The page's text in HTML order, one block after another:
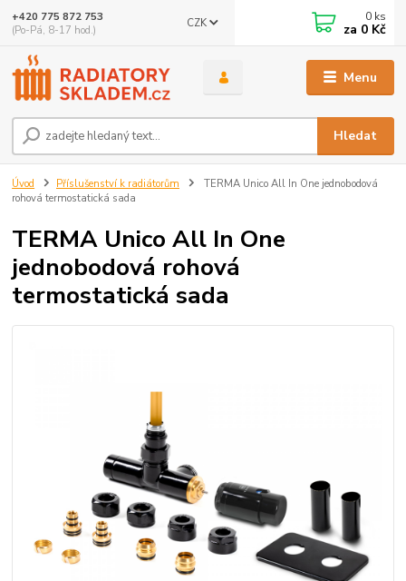
Menu
CZK
Hledat
+420 775 872 753
(Po-Pá, 8-17 hod.)
0 ks
za 0 Kč
Úvod Příslušenství k radiátorům
TERMA Unico All In One jednobodová
rohová termostatická sada
TERMA Unico All In One
jednobodová rohová
termostatická sada